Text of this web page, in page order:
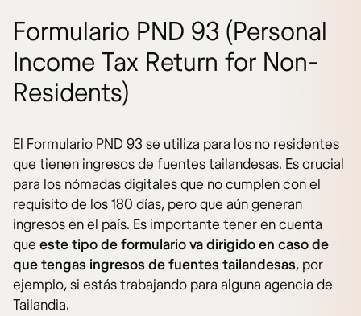
Formulario PND 93 (Personal
Income Tax Return for Non-
Residents)
El Formulario PND 93 se utiliza para los no residentes
que tienen ingresos de fuentes tailandesas. Es crucial
para los nómadas digitales que no cumplen con el
requisito de los 180 días, pero que aún generan
ingresos en el país. Es importante tener en cuenta
que este tipo de formulario va dirigido en caso de
que tengas ingresos de fuentes tailandesas, por
ejemplo, si estás trabajando para alguna agencia de
Tailandia.